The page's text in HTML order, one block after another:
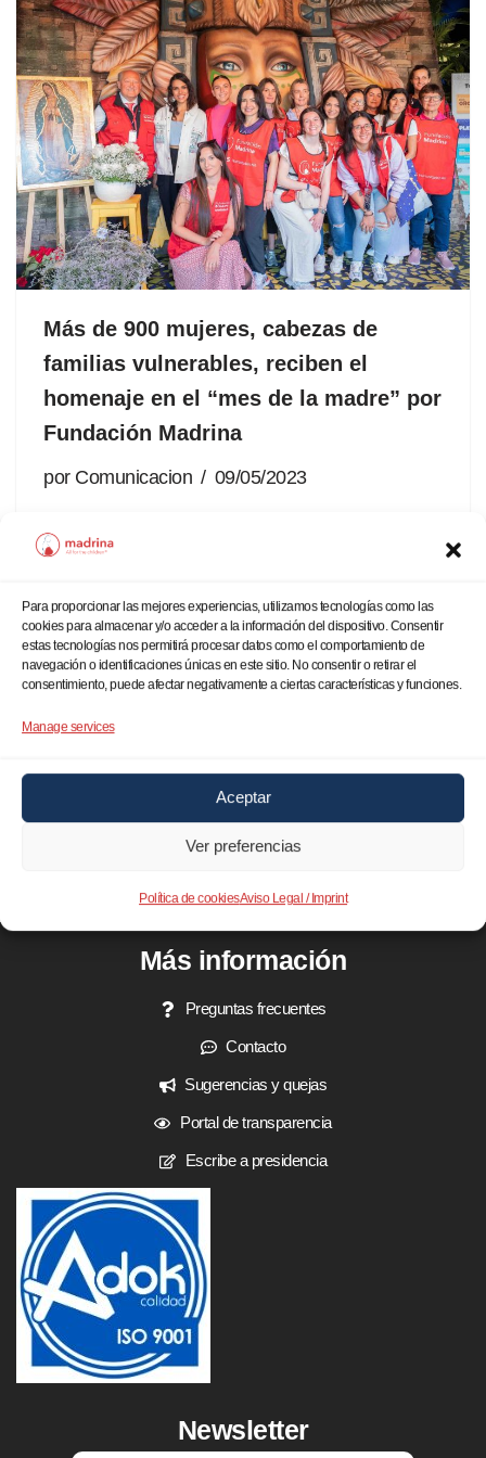
Para proporcionar las mejores experiencias, utilizamos tecnologías como las
cookies para almacenar y/o acceder a la información del dispositivo. Consentir
estas tecnologías nos permitirá procesar datos como el comportamiento de
navegación o identificaciones únicas en este sitio. No consentir o retirar el
consentimiento, puede afectar negativamente a ciertas características y funciones.
Manage services
Aceptar
Ver preferencias
Política de cookiesAviso Legal / Imprint
Más de 900 mujeres, cabezas de
familias vulnerables, reciben el
homenaje en el “mes de la madre” por
Fundación Madrina
por Comunicacion 09/05/2023
Las madres recibieron entregas de material
de belleza, mentorización para
emprendimiento, alimentos, canastillas,
rosas rojas y una invitación muy especial
de Nacho Cano para ver el musical de
Malinche. Andrea Bayardo, la protagonista
de Malinche…
Más información
Preguntas frecuentes
Contacto
Sugerencias y quejas
Portal de transparencia
Escribe a presidencia
Newsletter